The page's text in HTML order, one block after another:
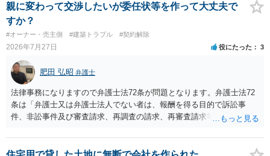
れるかどうかについては信頼関係が破壊されたかどうかで判断されま
すので、建物を事務所・店舗用に大きく改築する等までなさらない限
り、リスクはそれほど大きくないかもしれません。 しかしそれでも、
大家さんが契約違反を口実に、将来の更新時に更新料の上乗せを要求
したり、立ち退きを迫る材料に使ったりする可能性は否定できませ
ん。
親に変わって交渉したいが委任状等を作って大丈夫で
すか？
#オーナー・売主側 #建築トラブル #契約解除
2026年7月27日 役にたった 3
肥田 弘昭 弁護士
法律事務になりますので弁護士法72条が問題となります。弁護士法72
条は「弁護士又は弁護士法人でない者は、報酬を得る目的で訴訟事
件、非訟事件及び審査請求、再調査の請求、再審査請求等行政庁に対
しくは和解その他の法律事務を取り扱い、又はこれらの周旋をするこ
とを業とすることができない。ただし、この法律又は他の法律に別段